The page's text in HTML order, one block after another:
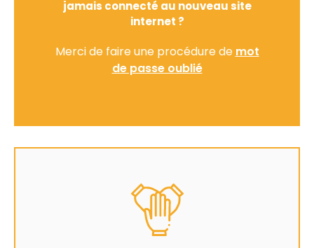
jamais connecté au nouveau site
internet ?
Merci de faire une procédure de mot
de passe oublié